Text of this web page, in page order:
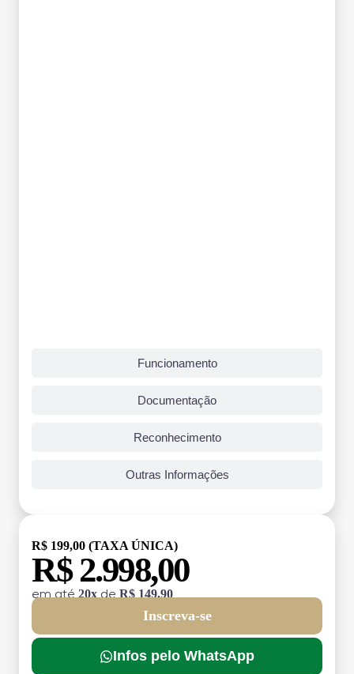
Funcionamento
Documentação
Reconhecimento
Outras Informações
R$ 199,00 (TAXA ÚNICA)
R$ 2.998,00
em até20x deR$ 149,90
Inscreva-se
Infos pelo WhatsApp